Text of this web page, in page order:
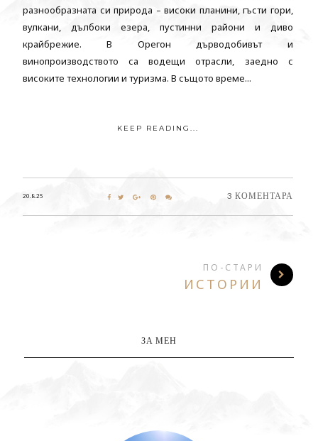
разнообразната си природа – високи планини, гъсти гори,
вулкани, дълбоки езера, пустинни райони и диво
крайбрежие. В Орегон дърводобивът и
винопроизводството са водещи отрасли, заедно с
високите технологии и туризма. В същото време...
KEEP READING...
20.8.25 3 КОМЕНТАРА
ПО-СТАРИ
ИСТОРИИ
ЗА МЕН